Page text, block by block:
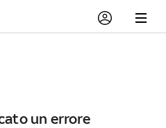
un errore